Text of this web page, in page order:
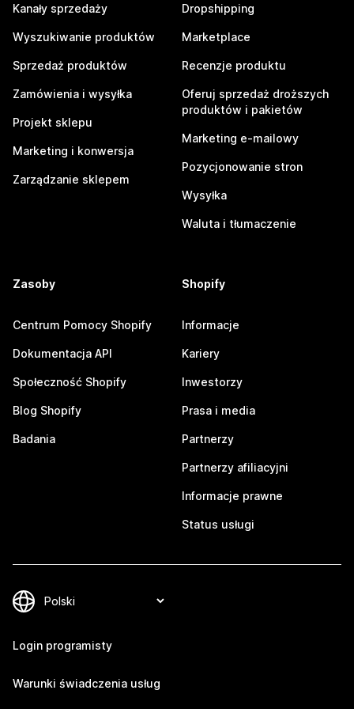
Kanały sprzedaży
Wyszukiwanie produktów
Sprzedaż produktów
Zamówienia i wysyłka
Projekt sklepu
Marketing i konwersja
Zarządzanie sklepem
Dropshipping
Marketplace
Recenzje produktu
Oferuj sprzedaż droższych
produktów i pakietów
Marketing e-mailowy
Pozycjonowanie stron
Wysyłka
Waluta i tłumaczenie
Zasoby
Centrum Pomocy Shopify
Dokumentacja API
Społeczność Shopify
Blog Shopify
Badania
Shopify
Informacje
Kariery
Inwestorzy
Prasa i media
Partnerzy
Partnerzy afiliacyjni
Informacje prawne
Status usługi
Login programisty
Warunki świadczenia usług